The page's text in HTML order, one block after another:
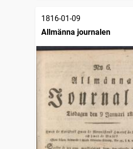
1816-01-09
Allmänna journalen